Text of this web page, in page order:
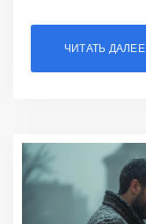
ЧИТАТЬ ДАЛЕЕ